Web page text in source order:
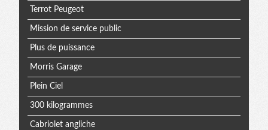
Terrot Peugeot
Mission de service public
Plus de puissance
Morris Garage
Plein Ciel
300 kilogrammes
Cabriolet angliche